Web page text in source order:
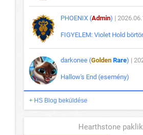
PHOENIX (Admin) |
FIGYELEM: Violet Hold
darkonee (Golden Rare) |
Hallow's End (esemény)
+ HS Blog beküldése
Hearthstone paklik